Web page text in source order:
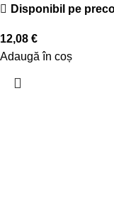
Disponibil pe
12,08 €
Adaugă în coș